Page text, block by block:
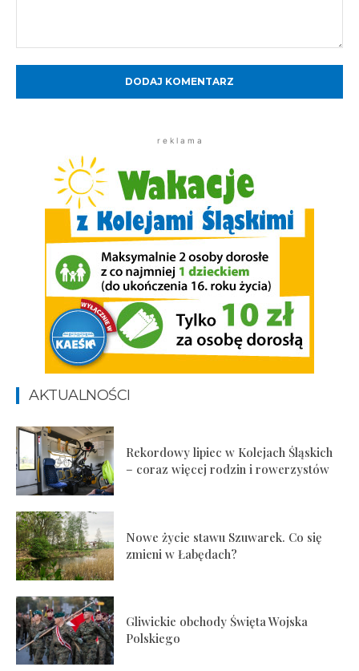
r e k l a m a
AKTUALNOŚCI
Rekordowy lipiec w Kolejach Śląskich
– coraz więcej rodzin i rowerzystów
Nowe życie stawu Szuwarek. Co się
zmieni w Łabędach?
Gliwickie obchody Święta Wojska
Polskiego